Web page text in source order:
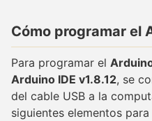
Cómo programar el
Para programar el
Arduino IDE v1.8.12, se
del cable USB a la
siguientes elementos